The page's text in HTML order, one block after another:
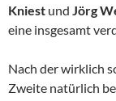
Kniest und Jörg
eine insgesamt
Nach der wirklich
Zweite natürlich